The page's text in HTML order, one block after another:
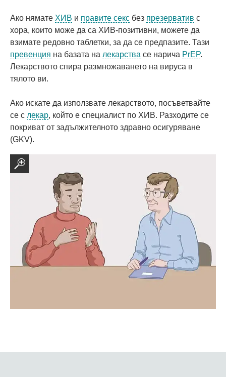
Ако нямате ХИВ и правите секс без презерватив с
хора, които може да са ХИВ-позитивни, можете да
взимате редовно таблетки, за да се предпазите. Тази
превенция на базата на лекарства се нарича PrEP.
Лекарството спира размножаването на вируса в
тялото ви.
Ако искате да използвате лекарството, посъветвайте
се с лекар, който е специалист по ХИВ. Разходите се
покриват от задължителното здравно осигуряване
(GKV).